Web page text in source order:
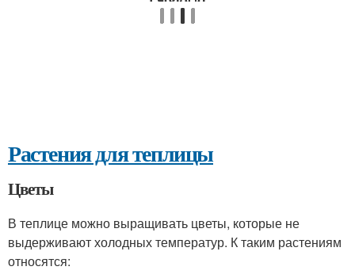
Растения для теплицы
Цветы
В теплице можно выращивать цветы, которые не
выдерживают холодных температур. К таким растениям
относятся: